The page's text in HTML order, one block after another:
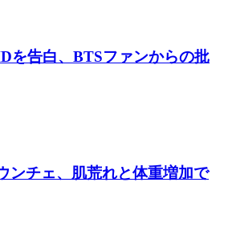
を告白、BTSファンからの批
ンチェ、肌荒れと体重増加で